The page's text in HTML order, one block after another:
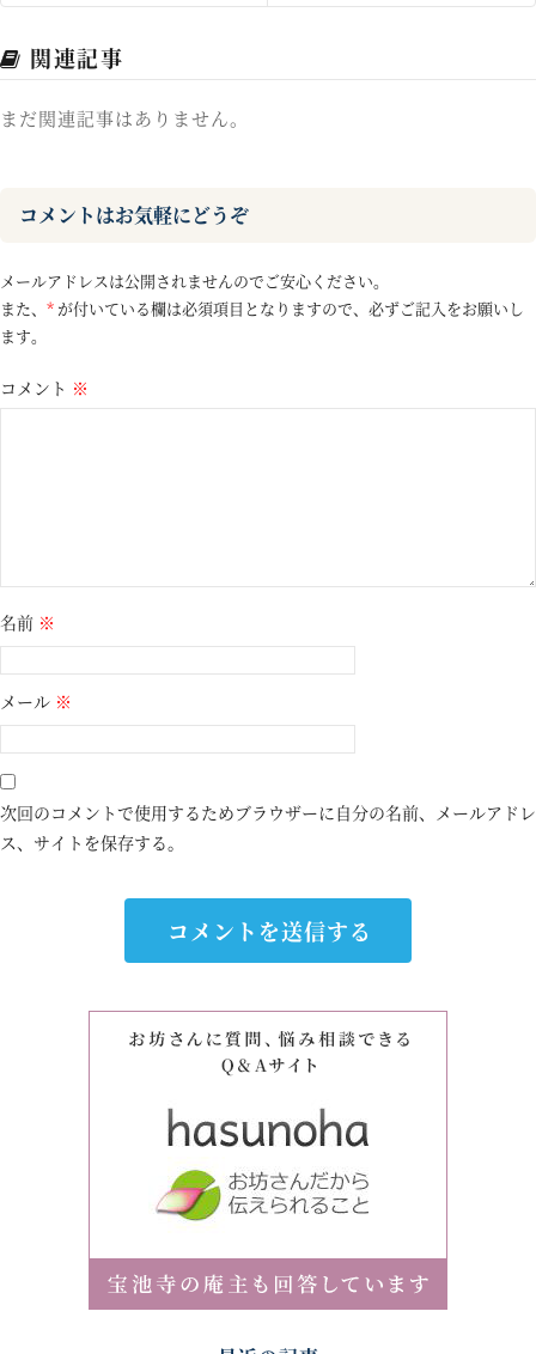
関連記事
まだ関連記事はありません。
コメントはお気軽にどうぞ
メールアドレスは公開されませんのでご安心ください。
また、 * が付いている欄は必須項目となりますので、必ずご記入をお願いし
ます。
コメント ※
名前 ※
メール ※
次回のコメントで使用するためブラウザーに自分の名前、メールアドレ
ス、サイトを保存する。